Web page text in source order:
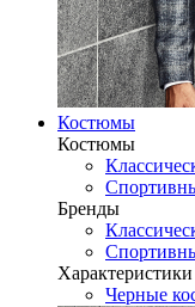
Костюмы
Костюмы
Бренды
Характеристики
Черные